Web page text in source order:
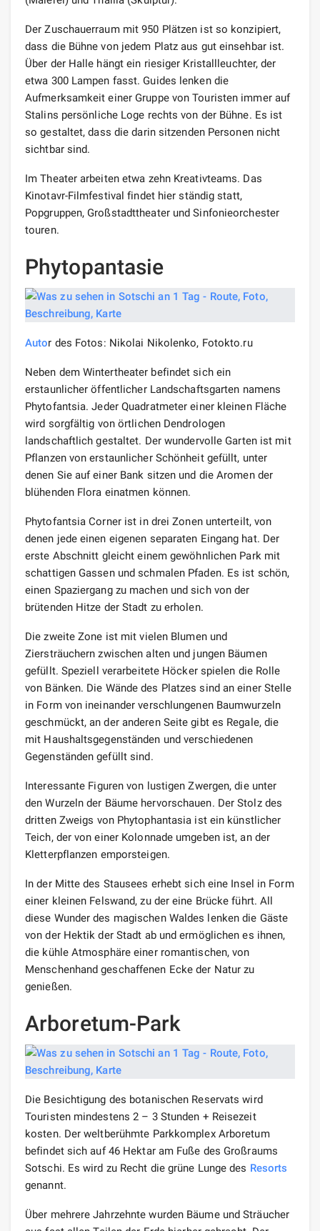
Der Zuschauerraum mit 950 Plätzen ist so konzipiert,
dass die Bühne von jedem Platz aus gut einsehbar ist.
Über der Halle hängt ein riesiger Kristallleuchter, der
etwa 300 Lampen fasst. Guides lenken die
Aufmerksamkeit einer Gruppe von Touristen immer auf
Stalins persönliche Loge rechts von der Bühne. Es ist
so gestaltet, dass die darin sitzenden Personen nicht
sichtbar sind.
Im Theater arbeiten etwa zehn Kreativteams. Das
Kinotavr-Filmfestival findet hier ständig statt,
Popgruppen, Großstadttheater und Sinfonieorchester
touren.
Phytopantasie
Autor des Fotos: Nikolai Nikolenko, Fotokto.ru
Neben dem Wintertheater befindet sich ein
erstaunlicher öffentlicher Landschaftsgarten namens
Phytofantsia. Jeder Quadratmeter einer kleinen Fläche
wird sorgfältig von örtlichen Dendrologen
landschaftlich gestaltet. Der wundervolle Garten ist mit
Pflanzen von erstaunlicher Schönheit gefüllt, unter
denen Sie auf einer Bank sitzen und die Aromen der
blühenden Flora einatmen können.
Phytofantsia Corner ist in drei Zonen unterteilt, von
denen jede einen eigenen separaten Eingang hat. Der
erste Abschnitt gleicht einem gewöhnlichen Park mit
schattigen Gassen und schmalen Pfaden. Es ist schön,
einen Spaziergang zu machen und sich von der
brütenden Hitze der Stadt zu erholen.
Die zweite Zone ist mit vielen Blumen und
Ziersträuchern zwischen alten und jungen Bäumen
gefüllt. Speziell verarbeitete Höcker spielen die Rolle
von Bänken. Die Wände des Platzes sind an einer Stelle
in Form von ineinander verschlungenen Baumwurzeln
geschmückt, an der anderen Seite gibt es Regale, die
mit Haushaltsgegenständen und verschiedenen
Gegenständen gefüllt sind.
Interessante Figuren von lustigen Zwergen, die unter
den Wurzeln der Bäume hervorschauen. Der Stolz des
dritten Zweigs von Phytophantasia ist ein künstlicher
Teich, der von einer Kolonnade umgeben ist, an der
Kletterpflanzen emporsteigen.
In der Mitte des Stausees erhebt sich eine Insel in Form
einer kleinen Felswand, zu der eine Brücke führt. All
diese Wunder des magischen Waldes lenken die Gäste
von der Hektik der Stadt ab und ermöglichen es ihnen,
die kühle Atmosphäre einer romantischen, von
Menschenhand geschaffenen Ecke der Natur zu
genießen.
Arboretum-Park
Die Besichtigung des botanischen Reservats wird
Touristen mindestens 2 – 3 Stunden + Reisezeit
kosten. Der weltberühmte Parkkomplex Arboretum
befindet sich auf 46 Hektar am Fuße des Großraums
Sotschi. Es wird zu Recht die grüne Lunge des Resorts
genannt.
Über mehrere Jahrzehnte wurden Bäume und Sträucher